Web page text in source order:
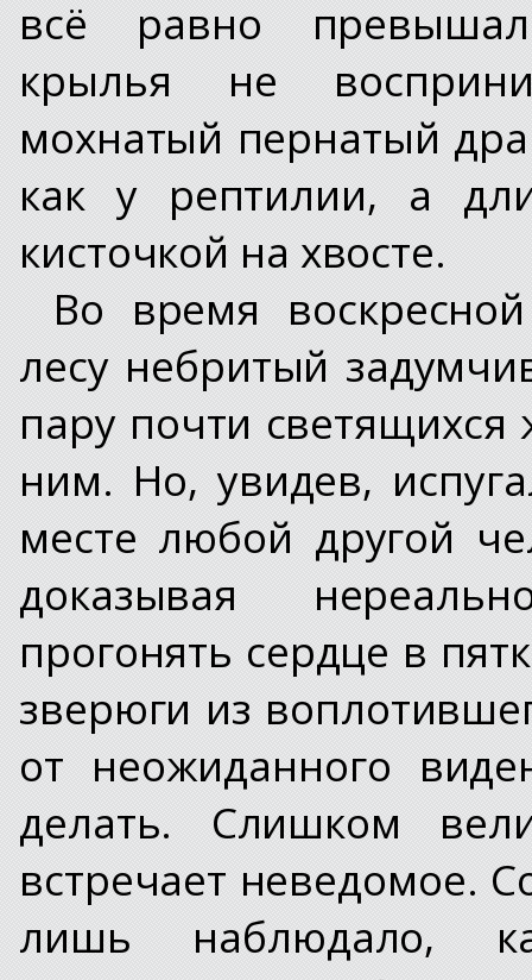
всё равно
крылья не
мохнатый пернатый
как у рептилии, а
кисточкой на хвосте.
Во время
лесу небритый
пару почти
ним. Но, увидев,
месте любой другой
доказывая
прогонять сердце в
зверюги из
от неожиданного
делать. Слишком
встречает неведомое.
лишь наблюдало,